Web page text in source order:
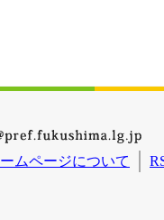
ムページについて